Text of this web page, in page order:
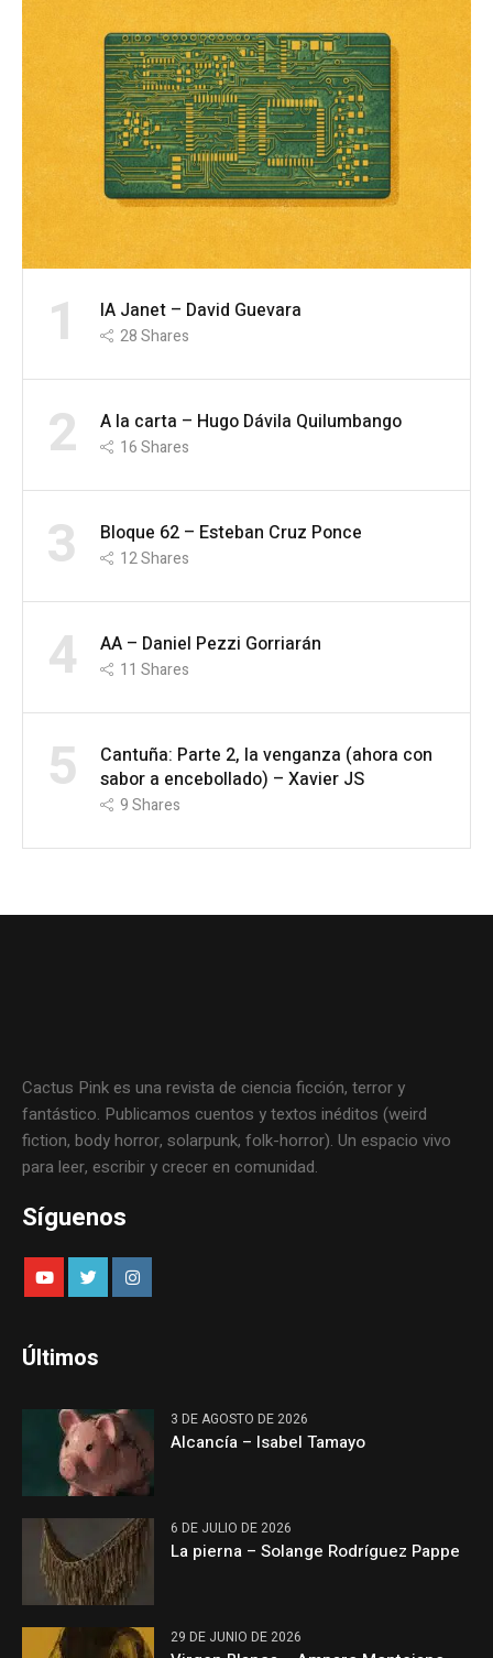
1 IA Janet – David Guevara
28Shares
2 A la carta – Hugo Dávila Quilumbango
16Shares
3 Bloque 62 – Esteban Cruz Ponce
12Shares
4 AA – Daniel Pezzi Gorriarán
11 Shares
5
Cantuña: Parte 2, la venganza (ahora con
sabor a encebollado) – Xavier JS
9Shares
Cactus Pink es una revista de ciencia ficción, terror y
fantástico. Publicamos cuentos y textos inéditos (weird
fiction, body horror, solarpunk, folk-horror). Un espacio vivo
para leer, escribir y crecer en comunidad.
Síguenos
Últimos
3 DE AGOSTO DE 2026
Alcancía – Isabel Tamayo
6 DE JULIO DE 2026
La pierna – Solange Rodríguez Pappe
29 DE JUNIO DE 2026